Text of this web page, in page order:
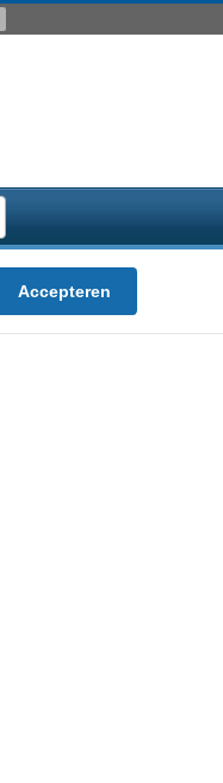
Accepteren